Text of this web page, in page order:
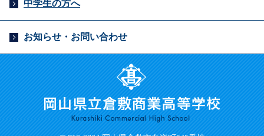
中学生の方へ
お知らせ・お問い合わせ